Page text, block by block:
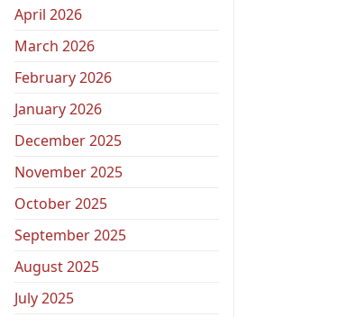
April 2026
March 2026
February 2026
January 2026
December 2025
November 2025
October 2025
September 2025
August 2025
July 2025